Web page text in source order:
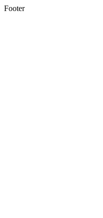
Footer